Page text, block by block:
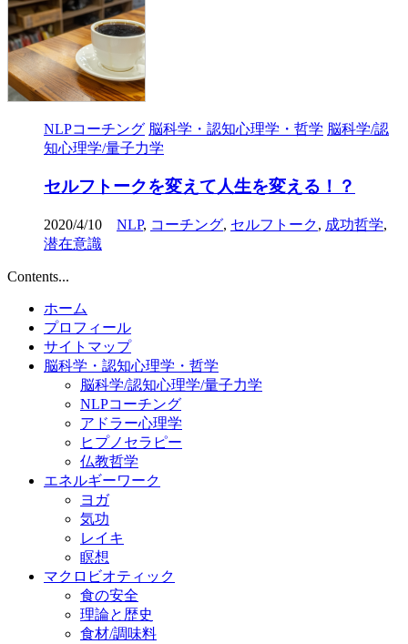
NLPコーチング 脳科学・認知心理学・哲学 脳科学/認
知心理学/量子力学
セルフトークを変えて人生を変える！？
2020/4/10 NLP, コーチング, セルフトーク, 成功哲学,
潜在意識
Contents...
ホーム
プロフィール
サイトマップ
脳科学・認知心理学・哲学
脳科学/認知心理学/量子力学
NLPコーチング
アドラー心理学
ヒプノセラピー
仏教哲学
エネルギーワーク
ヨガ
気功
レイキ
瞑想
マクロビオティック
食の安全
理論と歴史
食材/調味料